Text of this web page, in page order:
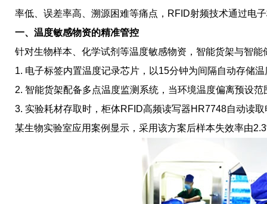
率低、误差率高、溯源困难等痛点，RFID射频技术通过电
一、温度敏感物资的精准管控
针对生物样本、化学试剂等温度敏感物资，智能货架与智
1. 电子标签内置温度记录芯片，以15分钟为间隔自动存储
2. 智能货架配备多点温度监测系统，当环境温度偏离预设
3. 实验耗材存取时，柜体RFID高频读写器HR7748自动读
某生物实验室应用案例显示，采用该方案后样本失效率由